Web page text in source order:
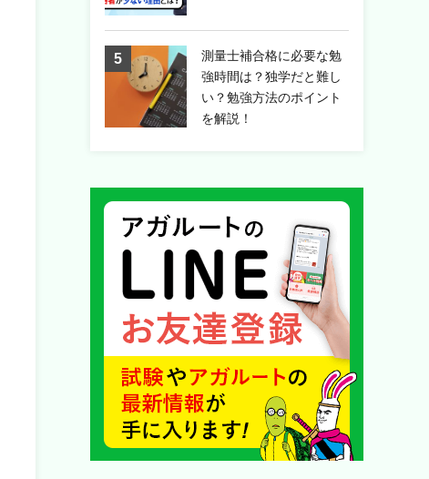
測量士補合格に必要な勉
強時間は？独学だと難し
い？勉強方法のポイント
を解説！